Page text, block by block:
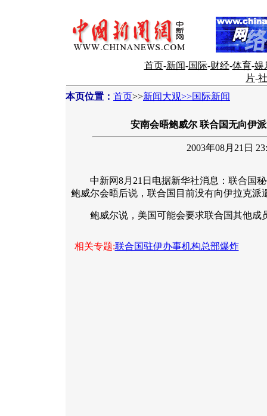
首页-新闻-国际-财经-体育-娱
片-
本页位置： 首页>>新闻大观>>国际新闻
安南会晤鲍威尔 联合国无向伊
2003年08月21日
中新网8月21日电据新华社消息：联合国秘
鲍威尔会晤后说，联合国目前没有向伊拉克派
鲍威尔说，美国可能会要求联合国其他成
相关专题:联合国驻伊办事机构总部爆炸